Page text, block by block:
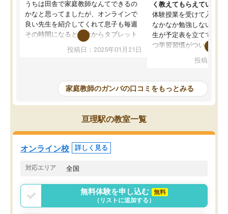
うちは田舎で家庭教師なんてできるの
かなと思ってましたが、オンラインで
良い先生を紹介してくれて息子も毎週
その時間になると自分からタブレット
を開いてzoomを繋げるようになりまし
た！5科目なんでもOKなのもとても気
めて1年ほどだった今では平均点以上の
科目が増えてきました！あと1年受験ま
であるので無料の週末教室を使用しな
がら頑張って欲しいと思います！
投稿日：2025年01月21日
く教えてもらえている
体験授業を受けて入塾し
なかなか勉強しない息子
生が予定表を立ててくれ
つ学習習慣がついてきま
指導が無い日も予定表
問できるのでとても助か
投稿日：
家庭教師のガンバの口コミをもっとみる
亘理駅の教室一覧
オンライン校 詳しく見る
対応エリア 全国
無料体験を申し込む
無料
（リストに追加する）